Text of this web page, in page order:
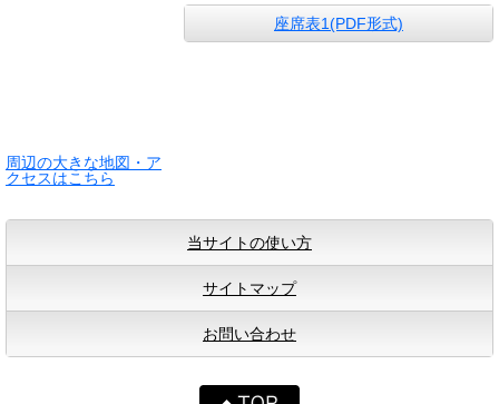
周辺の大きな地図・ア
クセスはこちら
座席表1(PDF形式)
当サイトの使い方
サイトマップ
お問い合わせ